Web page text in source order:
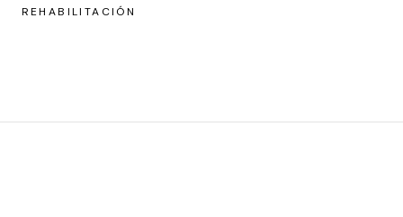
REHABILITACIÓN